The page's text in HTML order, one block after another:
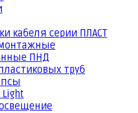
кабеля серии ПЛАСТ
ПНД
труб